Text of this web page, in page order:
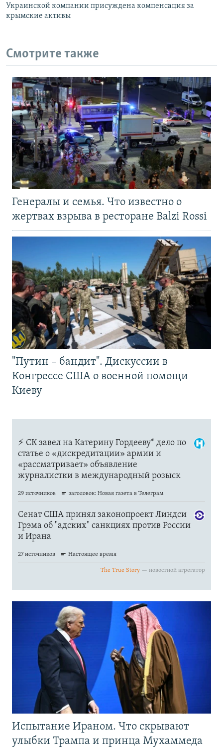
Украинской компании присуждена компенсация за
крымские активы
Смотрите также
Генералы и семья. Что известно о
жертвах взрыва в ресторане Balzi Rossi
"Путин – бандит". Дискуссии в
Конгрессе США о военной помощи
Киеву
Испытание Ираном. Что скрывают
улыбки Трампа и принца Мухаммеда